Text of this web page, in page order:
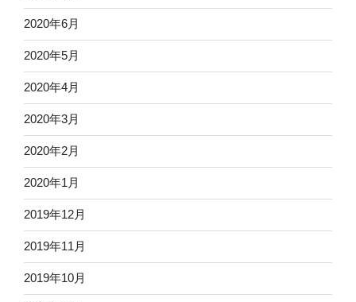
2020年6月
2020年5月
2020年4月
2020年3月
2020年2月
2020年1月
2019年12月
2019年11月
2019年10月